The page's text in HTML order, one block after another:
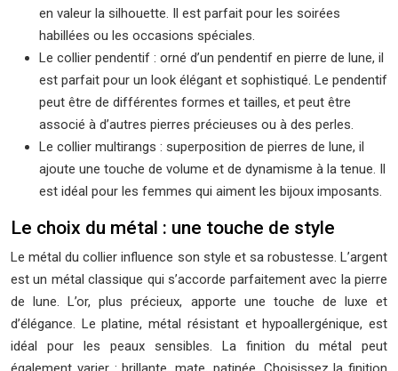
en valeur la silhouette. Il est parfait pour les soirées
habillées ou les occasions spéciales.
Le collier pendentif : orné d’un pendentif en pierre de lune, il
est parfait pour un look élégant et sophistiqué. Le pendentif
peut être de différentes formes et tailles, et peut être
associé à d’autres pierres précieuses ou à des perles.
Le collier multirangs : superposition de pierres de lune, il
ajoute une touche de volume et de dynamisme à la tenue. Il
est idéal pour les femmes qui aiment les bijoux imposants.
Le choix du métal : une touche de style
Le métal du collier influence son style et sa robustesse. L’argent
est un métal classique qui s’accorde parfaitement avec la pierre
de lune. L’or, plus précieux, apporte une touche de luxe et
d’élégance. Le platine, métal résistant et hypoallergénique, est
idéal pour les peaux sensibles. La finition du métal peut